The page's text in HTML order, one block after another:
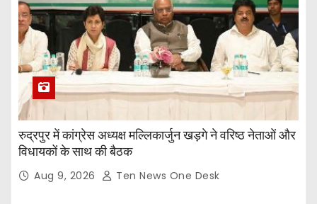
रुद्रपुर में कांग्रेस अध्यक्ष मल्लिकार्जुन खड़गे ने वरिष्ठ नेताओं और
विधायकों के साथ की बैठक
Aug 9, 2026 Ten News One Desk